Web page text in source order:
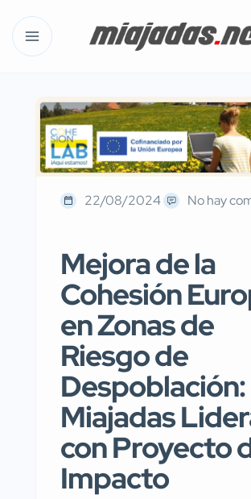
22/08/2024 No hay
Mejora de la
Cohesión
en Zonas de
Riesgo de
Despoblación:
Miajadas
con Proyecto
Impacto